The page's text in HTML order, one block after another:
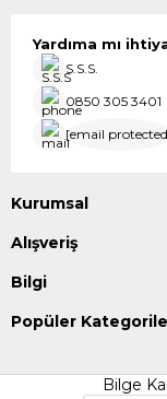
Yardıma mı
S.S.S.
0850 305 3401
[email
Kurumsal
Alışveriş
Bilgi
Popüler
Bilge